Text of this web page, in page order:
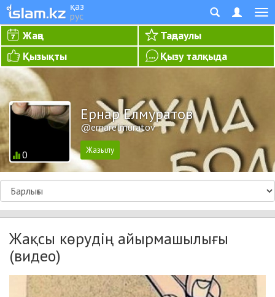
қаз
рус
Жаңа
Таңдаулы
Қызықты
Қызу талқыда
0
Ернар Елмуратов
@ernarelmuratov
Жақсы көрудің айырмашылығы
(видео)